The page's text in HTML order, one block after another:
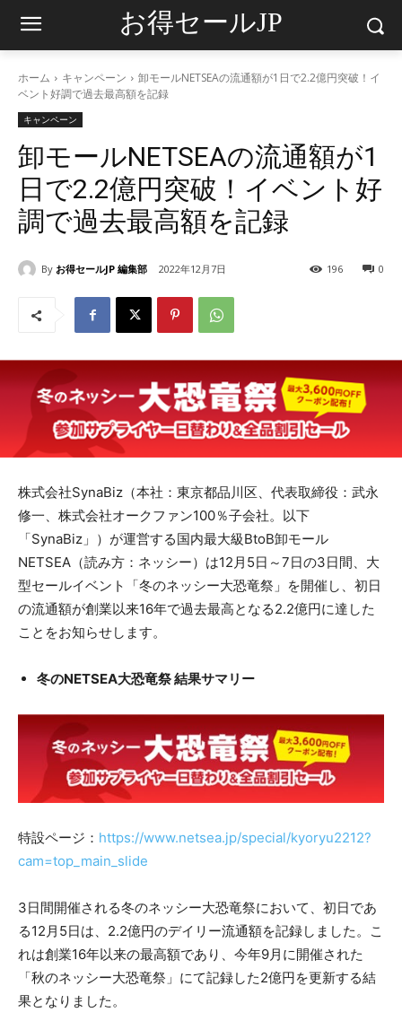
お得セールJP
ホーム キャンペーン
卸モールNETSEAの流通額が1日で2.2億円突破！イ
ベント好調で過去最高額を記録
キャンペーン
卸モールNETSEAの流通額が1
日で2.2億円突破！イベント好
調で過去最高額を記録
By お得セールJP 編集部 2022年12月7日 0
196
株式会社SynaBiz（本社：東京都品川区、代表取締役：武永
修一、株式会社オークファン100％子会社。以下
「SynaBiz」）が運営する国内最大級BtoB卸モール
NETSEA（読み方：ネッシー）は12月5日～7日の3日間、大
型セールイベント「冬のネッシー大恐竜祭」を開催し、初日
の流通額が創業以来16年で過去最高となる2.2億円に達した
ことをお知らせします。
冬のNETSEA大恐竜祭 結果サマリー
特設ページ： https://www.netsea.jp/special/kyoryu2212?
cam=top_main_slide
3日間開催される冬のネッシー大恐竜祭において、初日であ
る12月5日は、2.2億円のデイリー流通額を記録しました。こ
れは創業16年以来の最高額であり、今年9月に開催された
「秋のネッシー大恐竜祭」にて記録した2億円を更新する結
果となりました。